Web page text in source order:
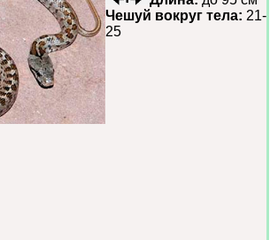
Чешуй вокруг тела: 21-
25